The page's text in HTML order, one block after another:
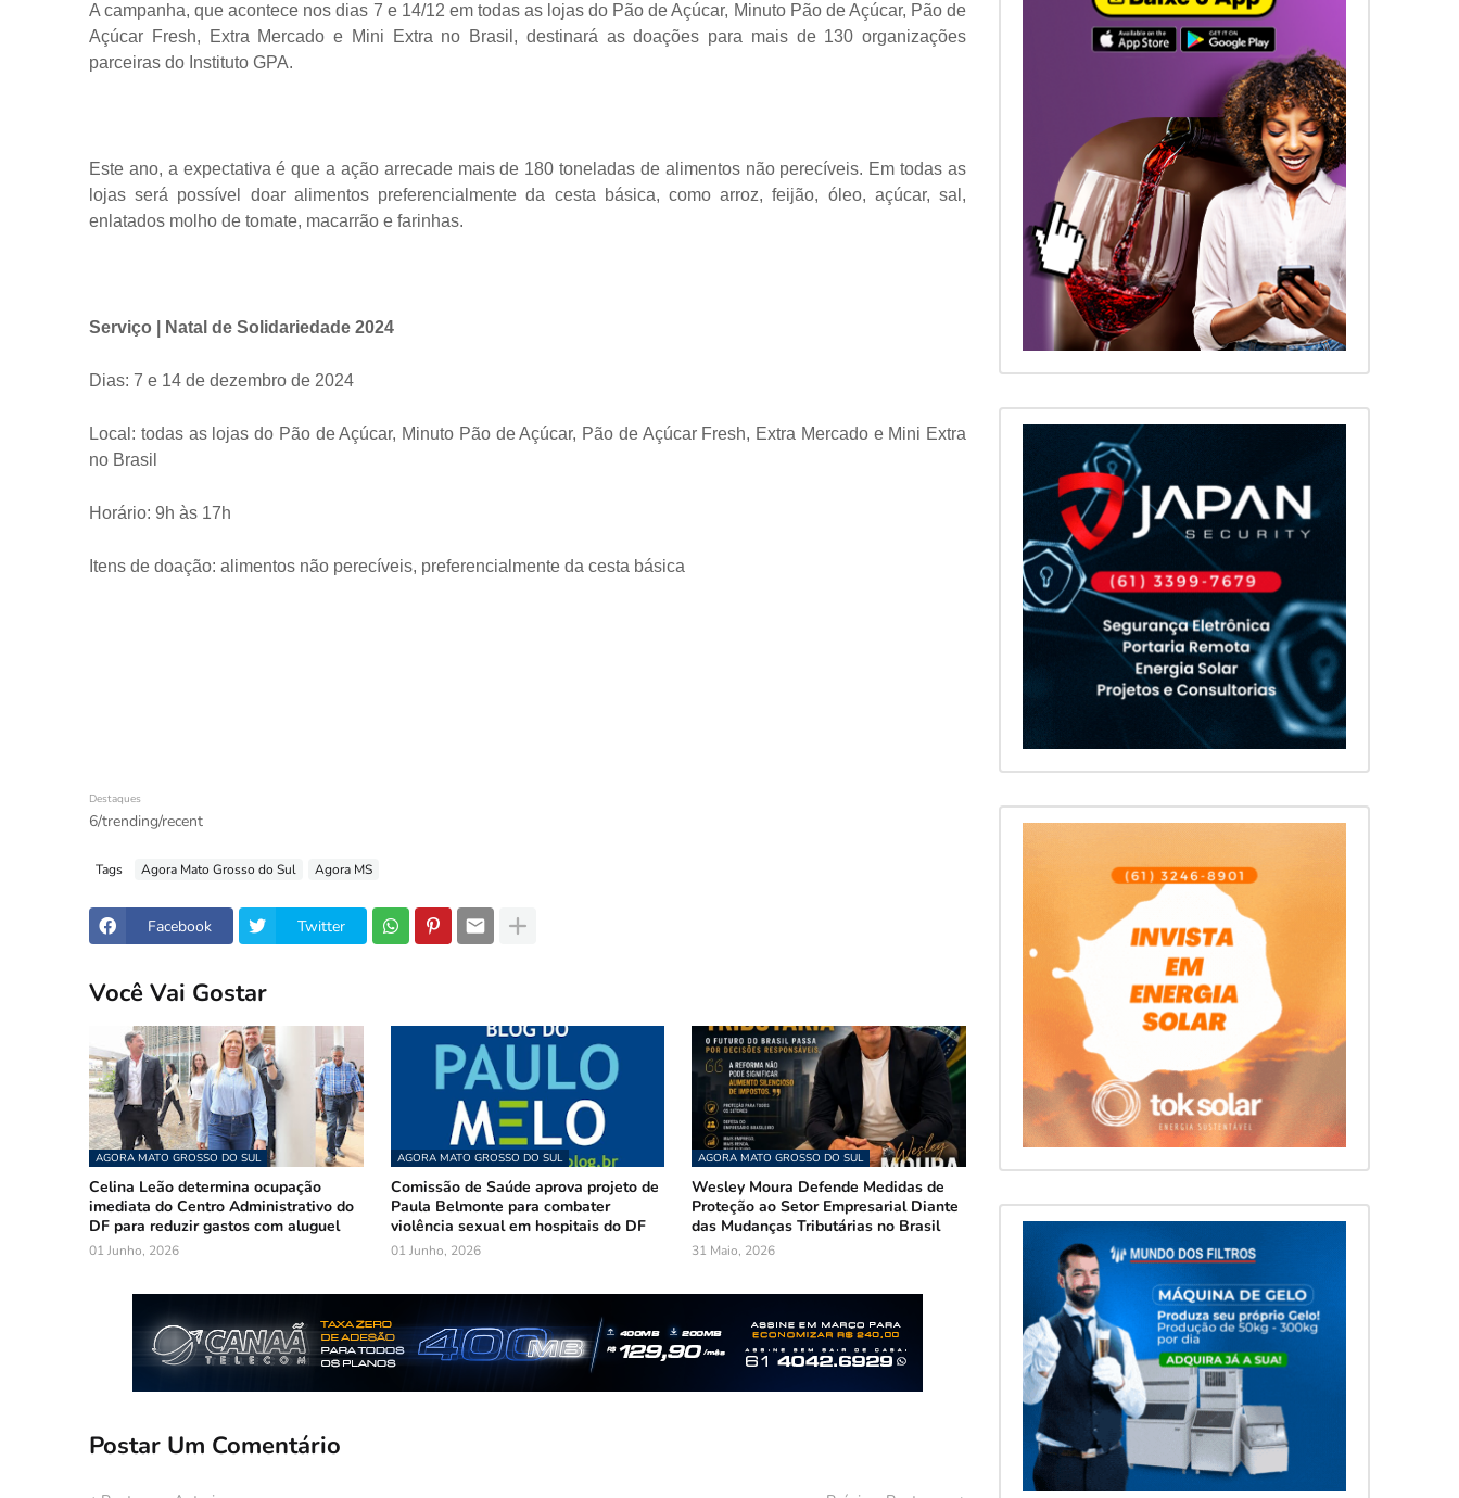
A campanha, que acontece nos dias 7 e 14/12 em todas as lojas do Pão de Açúcar, Minuto Pão de Açúcar, Pão de
Açúcar Fresh, Extra Mercado e Mini Extra no Brasil, destinará as doações para mais de 130 organizações
parceiras do Instituto GPA.
Este ano, a expectativa é que a ação arrecade mais de 180 toneladas de alimentos não perecíveis. Em todas as
lojas será possível doar alimentos preferencialmente da cesta básica, como arroz, feijão, óleo, açúcar, sal,
enlatados molho de tomate, macarrão e farinhas.
Serviço | Natal de Solidariedade 2024
Dias: 7 e 14 de dezembro de 2024
Local: todas as lojas do Pão de Açúcar, Minuto Pão de Açúcar, Pão de Açúcar Fresh, Extra Mercado e Mini Extra
no Brasil
Horário: 9h às 17h
Itens de doação: alimentos não perecíveis, preferencialmente da cesta básica
Destaques
6/trending/recent
Tags Agora Mato Grosso do Sul Agora MS
Facebook Twitter
Você Vai Gostar
AGORA MATO GROSSO DO SUL
Celina Leão determina ocupação
imediata do Centro Administrativo do
DF para reduzir gastos com aluguel
01 Junho, 2026
AGORA MATO GROSSO DO SUL
Comissão de Saúde aprova projeto de
Paula Belmonte para combater
violência sexual em hospitais do DF
01 Junho, 2026
AGORA MATO GROSSO DO SUL
Wesley Moura Defende Medidas de
Proteção ao Setor Empresarial Diante
das Mudanças Tributárias no Brasil
31 Maio, 2026
Postar Um Comentário